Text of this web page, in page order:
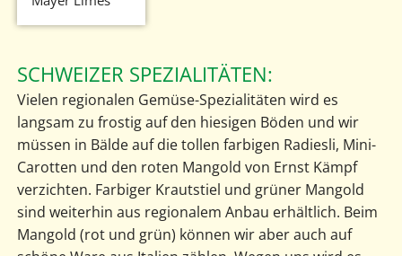
SCHWEIZER SPEZIALITÄTEN:
Vielen regionalen Gemüse-Spezialitäten wird es
langsam zu frostig auf den hiesigen Böden und wir
müssen in Bälde auf die tollen farbigen Radiesli, Mini-
Carotten und den roten Mangold von Ernst Kämpf
verzichten. Farbiger Krautstiel und grüner Mangold
sind weiterhin aus regionalem Anbau erhältlich. Beim
Mangold (rot und grün) können wir aber auch auf